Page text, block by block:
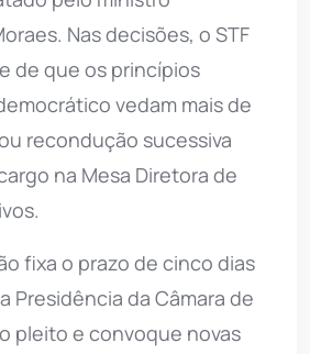
Nas decisões, o STF
de que os princípios
vedam mais de
recondução sucessiva
na Mesa Diretora de
fixa o prazo de cinco dias
Presidência da Câmara de
pleito e convoque novas